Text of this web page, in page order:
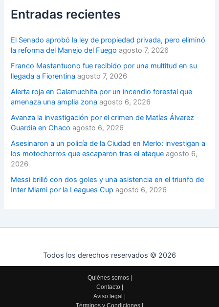
Entradas recientes
El Senado aprobó la ley de propiedad privada, pero eliminó
la reforma del Manejo del Fuego agosto 7, 2026
Franco Mastantuono fue recibido por una multitud en su
llegada a Fiorentina agosto 7, 2026
Alerta roja en Calamuchita por un incendio forestal que
amenaza una amplia zona agosto 6, 2026
Avanza la investigación por el crimen de Matías Álvarez
Guardia en Chaco agosto 6, 2026
Asesinaron a un policía de la Ciudad en Merlo: investigan a
los motochorros que escaparon tras el ataque agosto 6,
2026
Messi brilló con dos goles y una asistencia en el triunfo de
Inter Miami por la Leagues Cup agosto 6, 2026
Todos los derechos reservados © 2026
Quiénes somos|
Contacto|
Aviso legal |
Términos y Condiciones |